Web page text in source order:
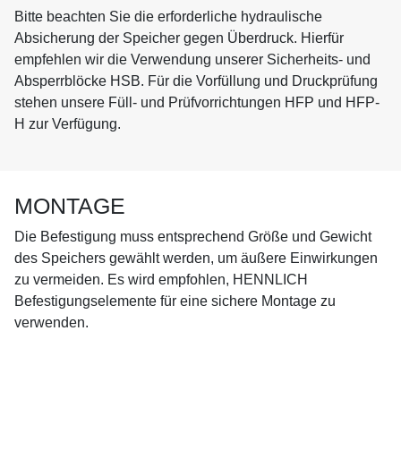
Bitte beachten Sie die erforderliche hydraulische
Absicherung der Speicher gegen Überdruck. Hierfür
empfehlen wir die Verwendung unserer Sicherheits- und
Absperrblöcke HSB. Für die Vorfüllung und Druckprüfung
stehen unsere Füll- und Prüfvorrichtungen HFP und HFP-
H zur Verfügung.
MONTAGE
Die Befestigung muss entsprechend Größe und Gewicht
des Speichers gewählt werden, um äußere Einwirkungen
zu vermeiden. Es wird empfohlen, HENNLICH
Befestigungselemente für eine sichere Montage zu
verwenden.